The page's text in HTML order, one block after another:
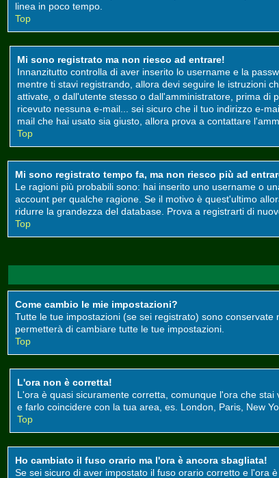
linea in poco tempo.
Top
Mi sono registrato ma non riesco ad entrare!
Innanzitutto controlla di aver inserito lo username e la
mentre ti stavi registrando, allora devi seguire le istruzioni
attivate, o dall'utente stesso o dall'amministratore, prima di
ricevuto nessuna e-mail... sei sicuro che il tuo indirizzo e-
mail che hai usato sia giusto, allora prova a contattare
Top
Mi sono registrato tempo fa, ma non riesco più ad
Le ragioni più probabili sono: hai inserito uno username o
account per qualche ragione. Se il motivo è quest'ultimo
ridurre la grandezza del database. Prova a registrarti di
Top
Come cambio le mie impostazioni?
Tutte le tue impostazioni (se sei registrato) sono conservate
permetterà di cambiare tutte le tue impostazioni.
Top
L'ora non è corretta!
L'ora è quasi sicuramente corretta, comunque l'ora che
e farlo coincidere con la tua area, es. London, Paris, New
Top
Ho cambiato il fuso orario ma l'ora è ancora sbagliata!
Se sei sicuro di aver impostato il fuso orario corretto e l'ora